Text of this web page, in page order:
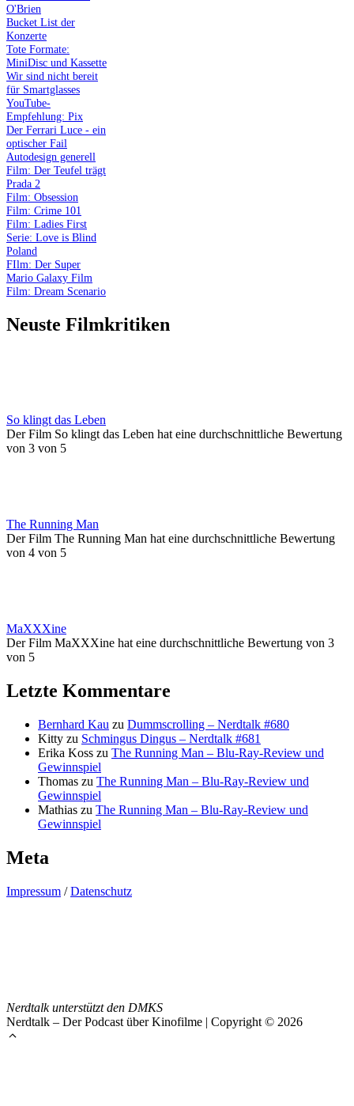
O'Brien
Bucket List der
Konzerte
Tote Formate:
MiniDisc und Kassette
Wir sind nicht bereit
für Smartglasses
YouTube-
Empfehlung: Pix
Der Ferrari Luce - ein
optischer Fail
Autodesign generell
Film: Der Teufel trägt
Prada 2
Film: Obsession
Film: Crime 101
Film: Ladies First
Serie: Love is Blind
Poland
FIlm: Der Super
Mario Galaxy Film
Film: Dream Scenario
Neuste Filmkritiken
So klingt das Leben
Der Film So klingt das Leben hat eine durchschnittliche Bewertung
von 3 von 5
The Running Man
Der Film The Running Man hat eine durchschnittliche Bewertung
von 4 von 5
MaXXXine
Der Film MaXXXine hat eine durchschnittliche Bewertung von 3
von 5
Letzte Kommentare
Bernhard Kau zu Dummscrolling – Nerdtalk #680
Kitty zu Schmingus Dingus – Nerdtalk #681
Erika Koss zu The Running Man – Blu-Ray-Review und
Gewinnspiel
Thomas zu The Running Man – Blu-Ray-Review und
Gewinnspiel
Mathias zu The Running Man – Blu-Ray-Review und
Gewinnspiel
Meta
Impressum /Datenschutz
Nerdtalk unterstützt den DMKS
Nerdtalk – Der Podcast über Kinofilme | Copyright © 2026